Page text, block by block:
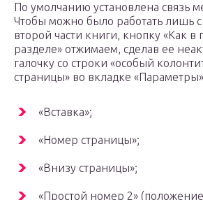
По умолчанию установлена связь
Чтобы можно было работать лишь
второй части книги, кнопку «Как
разделе» отжимаем, сделав ее
галочку со строки «особый
страницы» во вкладке
«Вставка»;
«Номер страницы»;
«Внизу страницы»;
«Простой номер 2»